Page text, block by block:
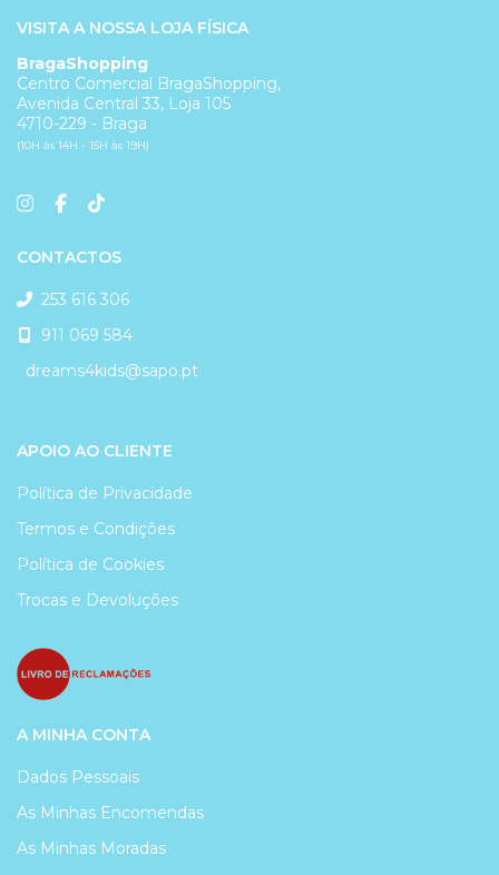
VISITA A NOSSA LOJA FÍSICA
BragaShopping
Centro Comercial BragaShopping,
Avenida Central 33, Loja 105
4710-229 - Braga
(10H às 14H - 15H às 19H)
CONTACTOS
253 616 306
911 069 584
dreams4kids@sapo.pt
APOIO AO CLIENTE
Política de Privacidade
Termos e Condições
Política de Cookies
Trocas e Devoluções
A MINHA CONTA
Dados Pessoais
As Minhas Encomendas
As Minhas Moradas